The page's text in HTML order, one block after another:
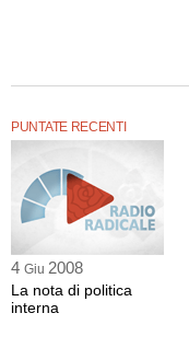
PUNTATE RECENTI
4 Giu 2008
La nota di politica
interna